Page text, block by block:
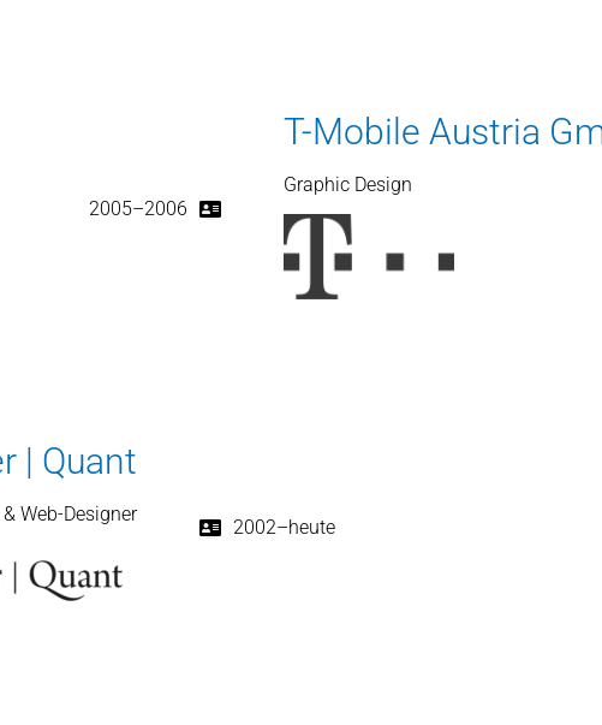
T-Mobile Austria
Graphic Design
2005–2006
| Quant
Web-Designer
2002–heute